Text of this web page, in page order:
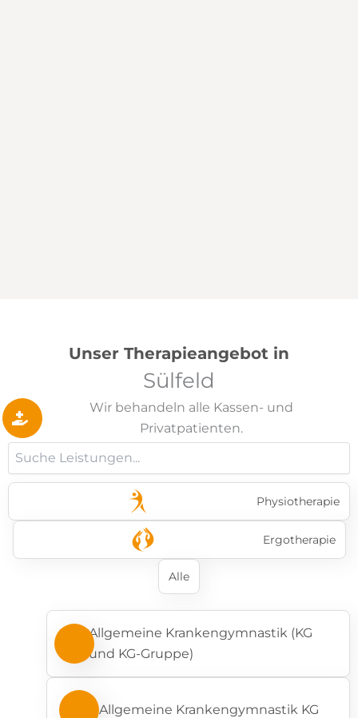
Unser Therapieangebot in
Sülfeld
Wir behandeln alle Kassen- und
Privatpatienten.
Physiotherapie
Ergotherapie
Alle
Allgemeine Krankengymnastik (KG
und KG-Gruppe)
Allgemeine Krankengymnastik KG